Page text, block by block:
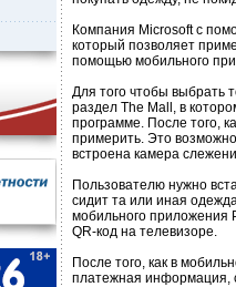
Компания Microsoft с
который позволяет
помощью мобильного
Для того чтобы выбрать
раздел The Mall, в
программе. После того,
примерить. Это
встроена камера
Пользователю нужно
сидит та или иная
мобильного приложения
QR-код на телевизоре.
После того, как в
платежная информация,